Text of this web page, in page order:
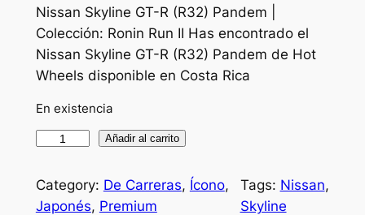
Nissan Skyline GT-R (R32) Pandem |
Colección: Ronin Run II Has encontrado el
Nissan Skyline GT-R (R32) Pandem de Hot
Wheels disponible en Costa Rica
En existencia
S
S
Añadir al carrito
Category: De Carreras, Ícono
Japonés, Premium
Tags: Nissan
Skyline